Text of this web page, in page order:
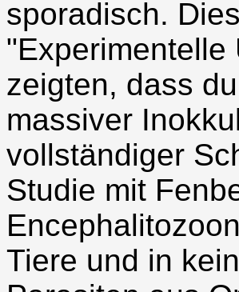
sporadisch.
"Experimentelle
zeigten, dass
massiver
vollständiger
Studie mit
Tiere und in